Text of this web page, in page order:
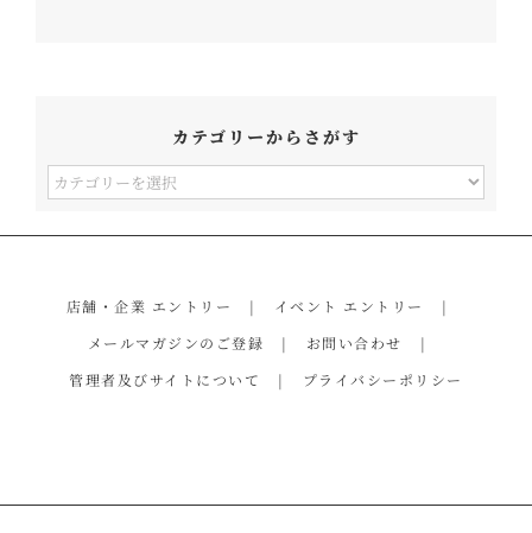
カテゴリーからさがす
カ
す
店舗・企業 エントリー
イベント エントリー
メールマガジンのご登録
お問い合わせ
管理者及びサイトについて
プライバシーポリシー